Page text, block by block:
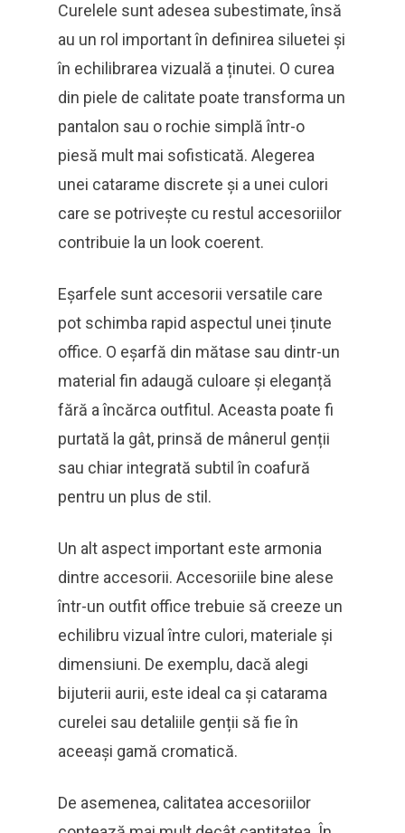
Curelele sunt adesea subestimate, însă
au un rol important în definirea siluetei și
în echilibrarea vizuală a ținutei. O curea
din piele de calitate poate transforma un
pantalon sau o rochie simplă într-o
piesă mult mai sofisticată. Alegerea
unei catarame discrete și a unei culori
care se potrivește cu restul accesoriilor
contribuie la un look coerent.
Eșarfele sunt accesorii versatile care
pot schimba rapid aspectul unei ținute
office. O eșarfă din mătase sau dintr-un
material fin adaugă culoare și eleganță
fără a încărca outfitul. Aceasta poate fi
purtată la gât, prinsă de mânerul genții
sau chiar integrată subtil în coafură
pentru un plus de stil.
Un alt aspect important este armonia
dintre accesorii. Accesoriile bine alese
într-un outfit office trebuie să creeze un
echilibru vizual între culori, materiale și
dimensiuni. De exemplu, dacă alegi
bijuterii aurii, este ideal ca și catarama
curelei sau detaliile genții să fie în
aceeași gamă cromatică.
De asemenea, calitatea accesoriilor